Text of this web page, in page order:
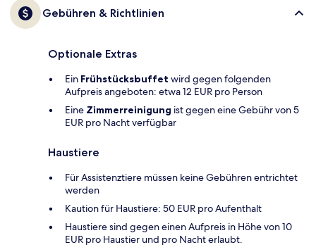
Gebühren & Richtlinien
Optionale Extras
Ein Frühstücksbuffet wird gegen folgenden
Aufpreis angeboten: etwa 12 EUR pro Person
Eine Zimmerreinigung ist gegen eine Gebühr von 5
EUR pro Nacht verfügbar
Haustiere
Für Assistenztiere müssen keine Gebühren entrichtet
werden
Kaution für Haustiere: 50 EUR pro Aufenthalt
Haustiere sind gegen einen Aufpreis in Höhe von 10
EUR pro Haustier und pro Nacht erlaubt.